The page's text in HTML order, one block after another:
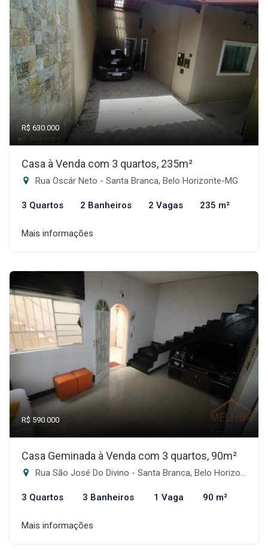
R$ 630.000
Casa à Venda com 3 quartos, 235m²
Rua Oscár Neto - Santa Branca, Belo Horizonte-MG
3 Quartos 2 Banheiros 2 Vagas 235 m²
Mais informações
R$ 590.000
Casa Geminada à Venda com 3 quartos, 90m²
Rua São José Do Divino - Santa Branca, Belo Horizonte-MG
3 Quartos 3 Banheiros 1 Vaga 90 m²
Mais informações